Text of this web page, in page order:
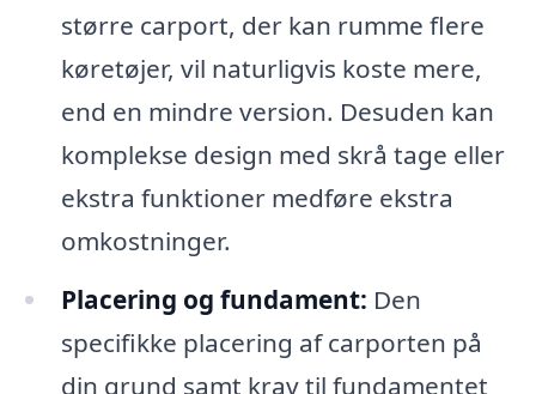
større carport, der kan rumme flere
køretøjer, vil naturligvis koste mere,
end en mindre version. Desuden kan
komplekse design med skrå tage eller
ekstra funktioner medføre ekstra
omkostninger.
Placering og fundament: Den
specifikke placering af carporten på
din grund samt krav til fundamentet